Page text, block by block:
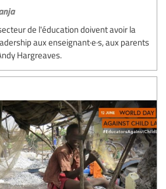
de l'éducation doivent avoir la
aux enseignant·e·s, aux parents
Hargreaves.